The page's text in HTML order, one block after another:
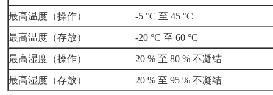
最高温度（操作） -5 °C 至 45 °C
最高温度（存放） -20 °C 至 60 °C
最高湿度（操作） 20 % 至 80 % 不凝结
最高湿度（存放） 20 % 至 95 % 不凝结